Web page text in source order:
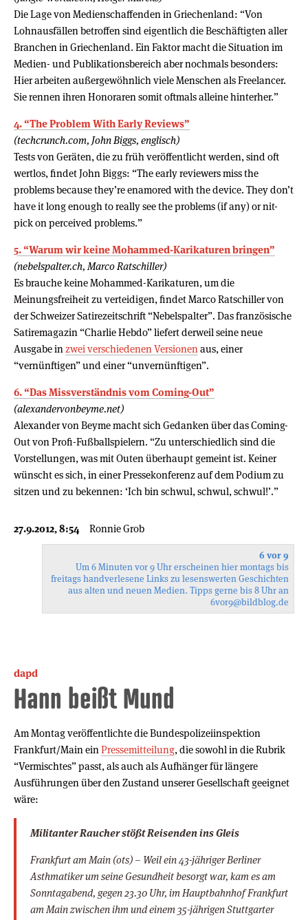
Die Lage von Medienschaffenden in Griechenland: “Von
Lohnausfällen betroffen sind eigentlich die Beschäftigten aller
Branchen in Griechenland. Ein Faktor macht die Situation im
Medien- und Publikationsbereich aber nochmals besonders:
Hier arbeiten außergewöhnlich viele Menschen als Freelancer.
Sie rennen ihren Honoraren somit oftmals alleine hinterher.”
4. “The Problem With Early Reviews”
(techcrunch.com, John Biggs, englisch)
Tests von Geräten, die zu früh veröffentlicht werden, sind oft
wertlos, findet John Biggs: “The early reviewers miss the
problems because they’re enamored with the device. They don’t
have it long enough to really see the problems (if any) or nit-
pick on perceived problems.”
5. “Warum wir keine Mohammed-Karikaturen bringen”
(nebelspalter.ch, Marco Ratschiller)
Es brauche keine Mohammed-Karikaturen, um die
Meinungsfreiheit zu verteidigen, findet Marco Ratschiller von
der Schweizer Satirezeitschrift “Nebelspalter”. Das französische
Satiremagazin “Charlie Hebdo” liefert derweil seine neue
Ausgabe inzwei verschiedenen Versionenaus, einer
“vernünftigen” und einer “unvernünftigen”.
6. “Das Missverständnis vom Coming-Out”
(alexandervonbeyme.net)
Alexander von Beyme macht sich Gedanken über das Coming-
Out von Profi-Fußballspielern. “Zu unterschiedlich sind die
Vorstellungen, was mit Outen überhaupt gemeint ist. Keiner
wünscht es sich, in einer Pressekonferenz auf dem Podium zu
sitzen und zu bekennen: ‘Ich bin schwul, schwul, schwul!’.”
27.9.2012, 8:54 Ronnie Grob
6 vor 9
Um 6 Minuten vor 9 Uhr erscheinen hier montags bis
freitags handverlesene Links zu lesenswerten Geschichten
aus alten und neuen Medien. Tipps gerne bis 8 Uhr an
6vor9@bildblog.de
dapd
Hann beißt Mund
Am Montag veröffentlichte die Bundespolizeiinspektion
Frankfurt/Main einPressemitteilung, die sowohl in die Rubrik
“Vermischtes” passt, als auch als Aufhänger für längere
Ausführungen über den Zustand unserer Gesellschaft geeignet
wäre:
Militanter Raucher stößt Reisenden ins Gleis
Frankfurt am Main (ots) – Weil ein 43-jähriger Berliner
Asthmatiker um seine Gesundheit besorgt war, kam es am
Sonntagabend, gegen 23.30 Uhr, im Hauptbahnhof Frankfurt
am Main zwischen ihm und einem 35-jährigen Stuttgarter